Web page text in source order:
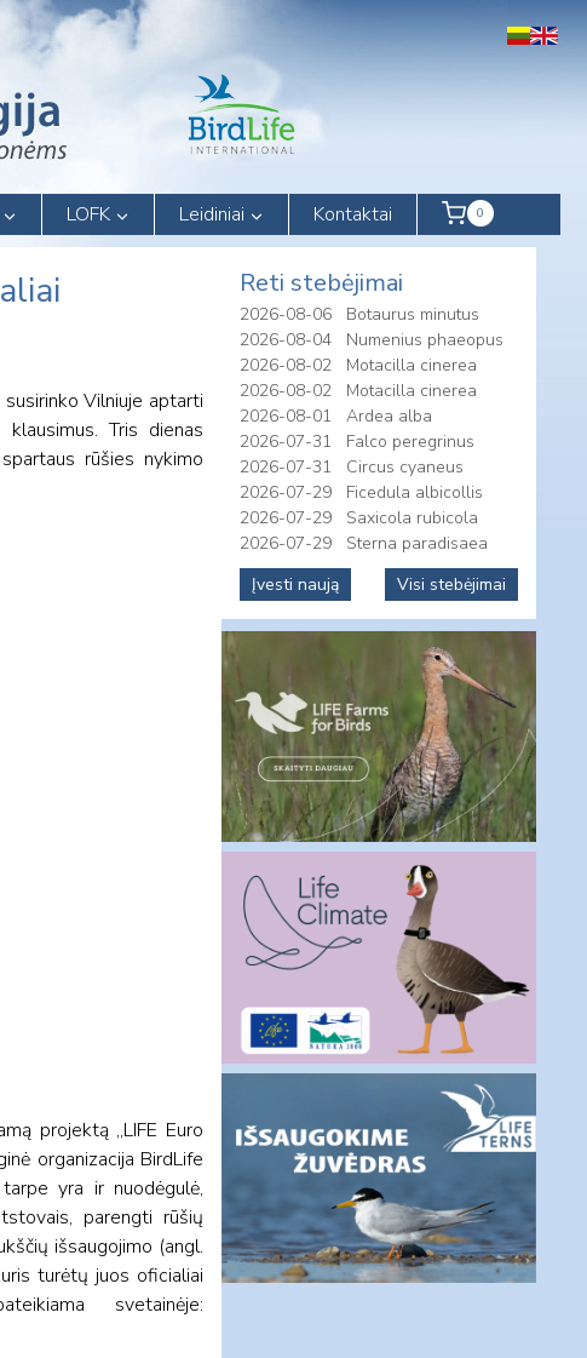
LOFK Leidiniai Kontaktai 0
Vilniuje aptarti
Tris dienas
rūšies nykimo
projektą „LIFE Euro
organizacija BirdLife
yra ir nuodėgulė,
parengti rūšių
išsaugojimo (angl.
turėtų juos oficialiai
svetainėje:
Reti stebėjimai
2026-08-06
Botaurus minutus
2026-08-04
Numenius phaeopus
2026-08-02
Motacilla cinerea
2026-08-02
Motacilla cinerea
2026-08-01
Ardea alba
2026-07-31
Falco peregrinus
2026-07-31
Circus cyaneus
2026-07-29
Ficedula albicollis
2026-07-29
Saxicola rubicola
2026-07-29
Sterna paradisaea
Įvesti naują
Visi stebėjimai